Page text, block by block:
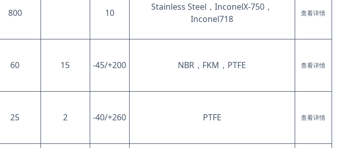
800 10
Stainless Steel，InconelX-750，
Inconel718
查看详情
60 15 -45/+200 NBR，FKM，PTFE 查看详情
25 2 -40/+260 PTFE 查看详情